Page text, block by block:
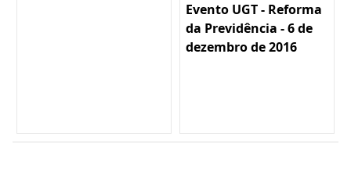
Evento UGT - Reforma
da Previdência - 6 de
dezembro de 2016